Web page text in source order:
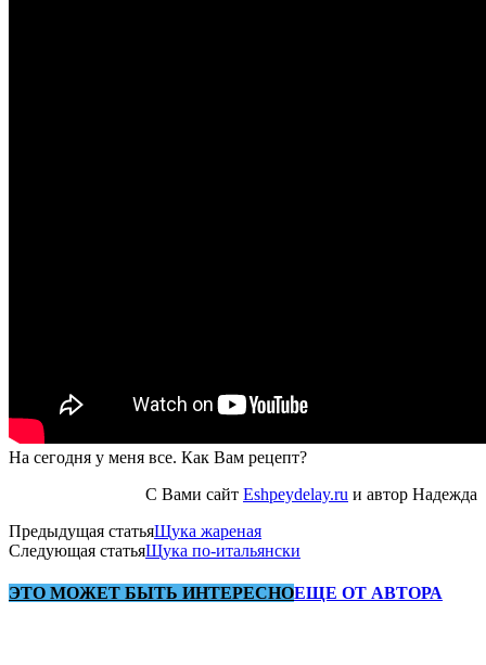
На сегодня у меня все. Как Вам рецепт?
С Вами сайт Eshpeydelay.ru и автор Надежда
Предыдущая статьяЩука жареная
Следующая статьяЩука по-итальянски
ЭТО МОЖЕТ БЫТЬ ИНТЕРЕСНОЕЩЕ ОТ АВТОРА